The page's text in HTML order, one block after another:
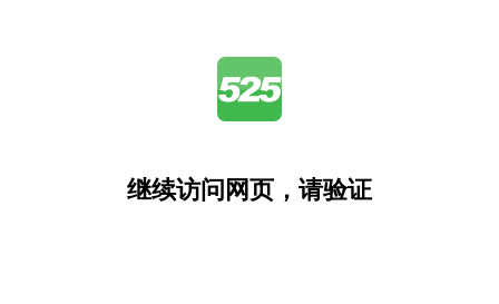
继续访问网页，请验证